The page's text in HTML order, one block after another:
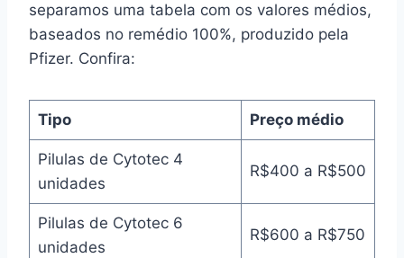
separamos uma tabela com os valores médios,
baseados no remédio 100%, produzido pela
Pfizer. Confira:
Tipo Preço médio
Pilulas de Cytotec 4
unidades
R$400 a R$500
Pilulas de Cytotec 6
unidades
R$600 a R$750